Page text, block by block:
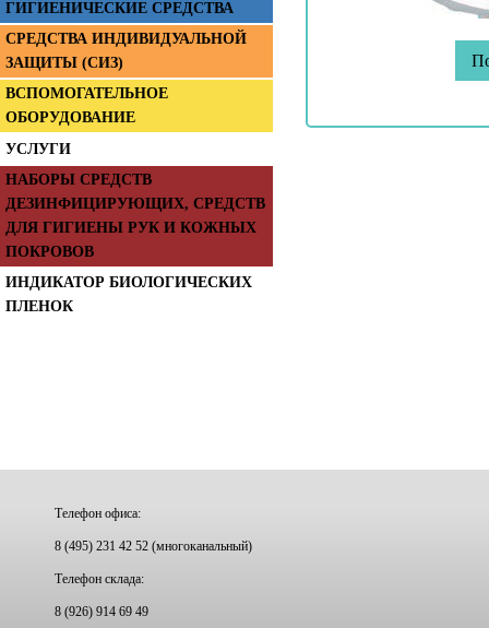
ГИГИЕНИЧЕСКИЕ СРЕДСТВА
СРЕДСТВА ИНДИВИДУАЛЬНОЙ
ЗАЩИТЫ (СИЗ)
ВСПОМОГАТЕЛЬНОЕ
ОБОРУДОВАНИЕ
УСЛУГИ
НАБОРЫ СРЕДСТВ
ДЕЗИНФИЦИРУЮЩИХ, СРЕДСТВ
ДЛЯ ГИГИЕНЫ РУК И КОЖНЫХ
ПОКРОВОВ
ИНДИКАТОР БИОЛОГИЧЕСКИХ
ПЛЕНОК
Телефон офиса:
8 (495) 231 42 52 (многоканальный)
Телефон склада:
8 (926) 914 69 49